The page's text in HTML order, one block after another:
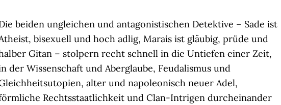
beiden ungleichen und antagonistischen Detektive – Sade ist
bisexuell und hoch adlig, Marais ist gläubig, prüde und
Gitan – stolpern recht schnell in die Untiefen einer Zeit,
der Wissenschaft und Aberglaube, Feudalismus und
alter und napoleonisch neuer Adel,
Rechtsstaatlichkeit und Clan-Intrigen durcheinander